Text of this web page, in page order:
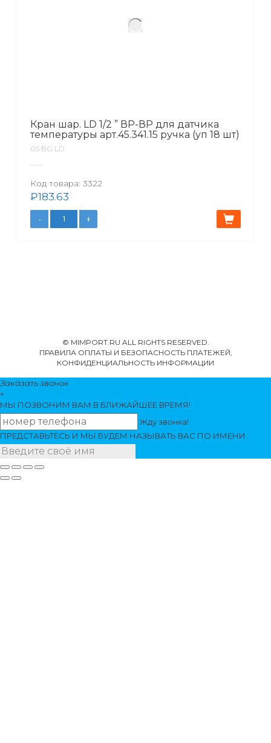
Кран шар. LD 1/2 ” ВР-ВР для датчика
температуры арт.45.341.15 ручка (уп 18 шт)
05.BG.LD
Код товара: 3322
₽183.63
© MIMPORT.RU ALL RIGHTS RESERVED.
ПРАВИЛА ОПЛАТЫ И БЕЗОПАСНОСТЬ ПЛАТЕЖЕЙ,
КОНФИДЕНЦИАЛЬНОСТЬ ИНФОРМАЦИИ
Заказать звонок
+
МЫ ПОЗВОНИМ ВАМ В БЛИЖАЙШЕЕ ВРЕМЯ!
Жду звонка!
ПРЕДСТАВЬТЕСЬ И МЫ БУДЕМ НАЗЫВАТЬ ВАС ПО ИМЕНИ.